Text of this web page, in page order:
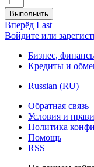
Выполнить
Вперёд Last
Войдите или
Бизнес,
Кредиты и
Russian (RU)
Обратная связь
Условия и
Политика
Помощь
RSS